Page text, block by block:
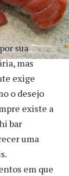
sua
mas
exige
o desejo
existe a
bar
uma
em que